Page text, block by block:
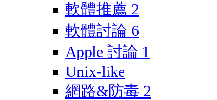
軟體推薦 2
軟體討論 6
Apple 討論 1
Unix-like
網路&防毒 2